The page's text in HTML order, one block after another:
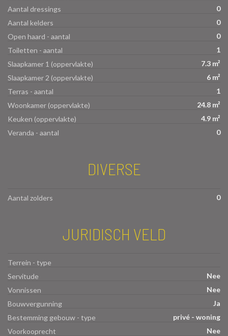
Aantal dressings
0
Aantal kelders
0
Open haard - aantal
0
Toiletten - aantal
1
Slaapkamer 1 (oppervlakte)
7.3 m²
Slaapkamer 2 (oppervlakte)
6 m²
Terras - aantal
1
Woonkamer (oppervlakte)
24.8 m²
Keuken (oppervlakte)
4.9 m²
Veranda - aantal
0
DIVERSE
Aantal zolders 0
JURIDISCH VELD
Terrein - type
Servitude
Nee
Vonnissen
Nee
Bouwvergunning
Ja
Bestemming gebouw - type
privé - woning
Voorkooprecht
Nee